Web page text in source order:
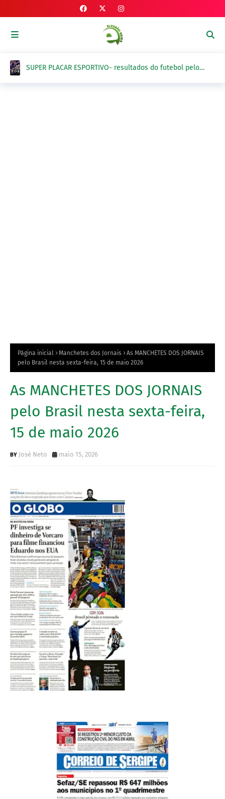
SUPER PLACAR ESPORTIVO- resultados do futebol pelo
Página inicial Manchetes dos Jornais
As MANCHETES DOS JORNAIS
pelo Brasil nesta sexta-feira, 15 de maio 2026
As MANCHETES DOS JORNAIS
pelo Brasil nesta sexta-feira,
15 de maio 2026
José Neto maio 15, 2026